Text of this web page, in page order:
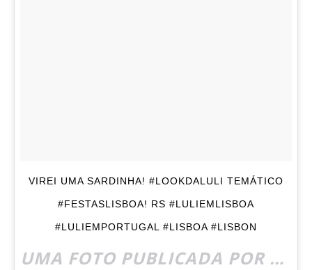
VIREI UMA SARDINHA! #LOOKDALULI TEMÁTICO
#FESTASLISBOA! RS #LULIEMLISBOA
#LULIEMPORTUGAL #LISBOA #LISBON
UMA FOTO PUBLICADA POR LULI MONTELEONE (@TRENDTIPS) EM